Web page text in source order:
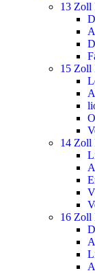
13 Zoll
15 Zoll
14 Zoll
16 Zoll